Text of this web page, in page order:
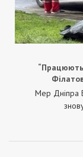
“Працюють
Мер Дніпра